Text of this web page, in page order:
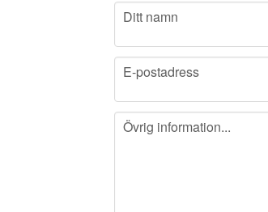
name
Ditt namn
email
E-postadress
message
Övrig information...